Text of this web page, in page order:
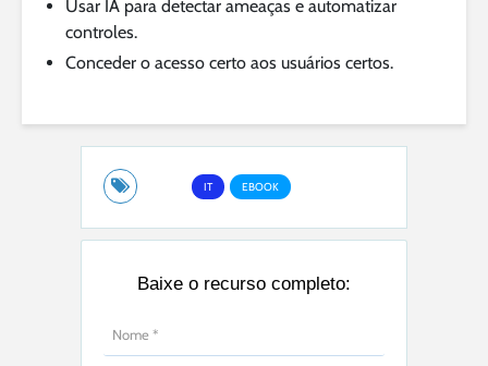
Usar IA para detectar ameaças e automatizar
controles.
Conceder o acesso certo aos usuários certos.
IT EBOOK
Baixe o recurso completo: